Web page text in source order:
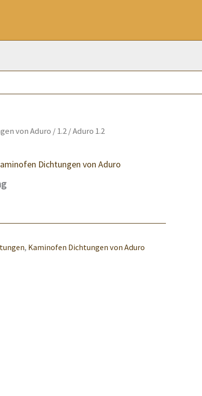
von Aduro /1.2/ Aduro 1.2
Dichtungen von Aduro
, Kaminofen Dichtungen von Aduro